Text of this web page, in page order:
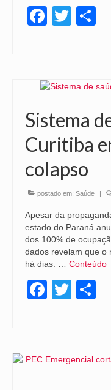
Sistema
Curitiba
colapso
postado em: Saúde
Apesar da
estado do Paraná
dos 100% de
dados revelam que o
há dias. … Conteúdo